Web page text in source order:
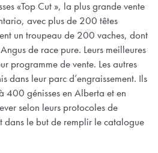
«Top Cut », la plus grande vente
avec plus de 200 têtes
un troupeau de 200 vaches, dont
de race pure. Leurs meilleures
programme de vente. Les autres
dans leur parc d’engraissement. Ils
400 génisses en Alberta et en
selon leurs protocoles de
dans le but de remplir le catalogue